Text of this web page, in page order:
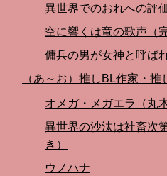
異世界でのおれへの評
空に響くは竜の歌声（
傭兵の男が女神と呼ば
（あ～お）推しBL作家・推
オメガ・メガエラ（丸
異世界の沙汰は社畜次
き）
ウノハナ